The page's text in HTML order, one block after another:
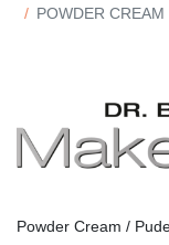
POWDER
Powder Cream /